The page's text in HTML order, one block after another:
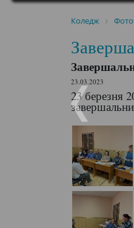
Коледж
23.03.2023
23 березня